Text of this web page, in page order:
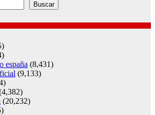
Buscar
españa (8,431)
(9,133)
(20,232)